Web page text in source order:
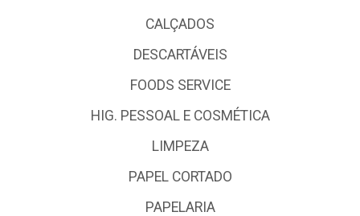
CALÇADOS
DESCARTÁVEIS
FOODS SERVICE
HIG. PESSOAL E COSMÉTICA
LIMPEZA
PAPEL CORTADO
PAPELARIA